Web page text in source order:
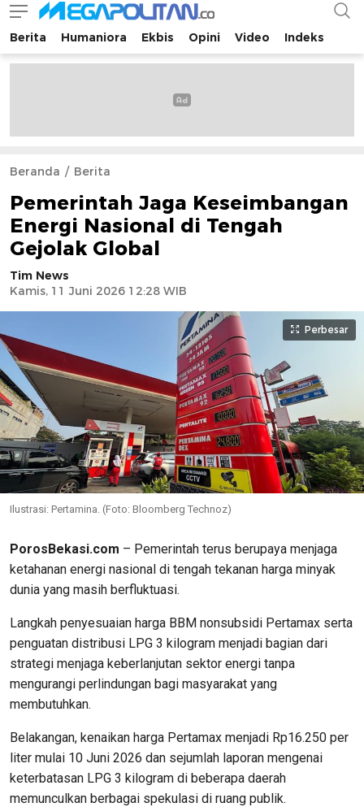
Megapolitan.co
Menyajikan berita-berita fakta bagi pembaca
Berita Humaniora Ekbis Opini Video Indeks
Beranda Berita
Pemerintah Jaga Keseimbangan
Energi Nasional di Tengah
Gejolak Global
Tim News
Kamis, 11 Juni 2026 12:28 WIB
Perbesar
Ilustrasi: Pertamina. (Foto: Bloomberg Technoz)
PorosBekasi.com – Pemerintah terus berupaya menjaga
ketahanan energi nasional di tengah tekanan harga minyak
dunia yang masih berfluktuasi.
Langkah penyesuaian harga BBM nonsubsidi Pertamax serta
penguatan distribusi LPG 3 kilogram menjadi bagian dari
strategi menjaga keberlanjutan sektor energi tanpa
mengurangi perlindungan bagi masyarakat yang
membutuhkan.
Belakangan, kenaikan harga Pertamax menjadi Rp16.250 per
liter mulai 10 Juni 2026 dan sejumlah laporan mengenai
keterbatasan LPG 3 kilogram di beberapa daerah
memunculkan berbagai spekulasi di ruang publik.